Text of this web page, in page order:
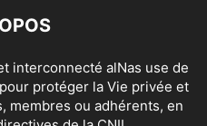
interconnecté alNas use de
protéger la Vie privée et
membres ou adhérents, en